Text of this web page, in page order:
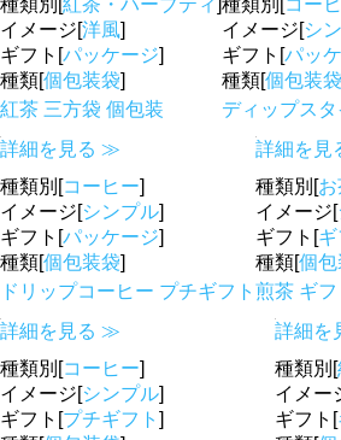
種類別[紅茶・ハーブティ]
イメージ[洋風]
ギフト[パッケージ]
種類[個包装袋]
紅茶 三方袋 個包装
種類別[コー
イメージ[シ
ギフト[パッ
種類[個包装袋
ディップス
詳細を見る ≫
種類別[コーヒー]
イメージ[シンプル]
ギフト[パッケージ]
種類[個包装袋]
ドリップコーヒー プチギフト
詳細を
種類別[お
イメージ[
ギフト[ギ
種類[個包
煎茶 ギ
詳細を見る ≫
種類別[コーヒー]
イメージ[シンプル]
ギフト[プチギフト ]
詳細を
種類別[
イメー
ギフト[